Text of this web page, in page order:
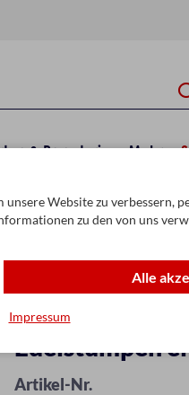
& Papeterie Mehr
Edelstumpen
Artikel-Nr.
Website zu verbessern,
zu den von uns
Alle
Impressum